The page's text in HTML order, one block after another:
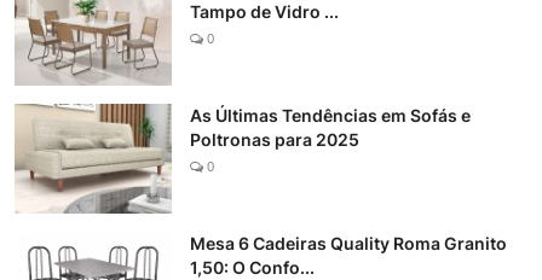
Tampo de Vidro ...
0
As Últimas Tendências em Sofás e
Poltronas para 2025
0
Mesa 6 Cadeiras Quality Roma Granito
1,50: O Confo...